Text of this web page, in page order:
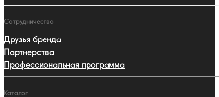
Сотрудничество
Друзья бренда
Партнерства
Профессиональная программа
Каталог